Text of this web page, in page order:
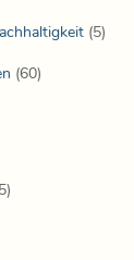
(5)
(60)